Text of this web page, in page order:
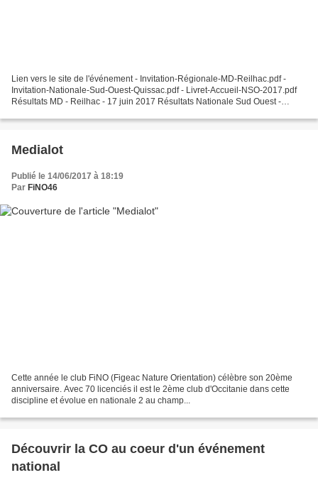
Lien vers le site de l'événement - Invitation-Régionale-MD-Reilhac.pdf -
Invitation-Nationale-Sud-Ouest-Quissac.pdf - Livret-Accueil-NSO-2017.pdf
Résultats MD - Reilhac - 17 juin 2017 Résultats Nationale Sud Ouest -
Medialot
Publié le 14/06/2017 à 18:19
Par FiNO46
Cette année le club FiNO (Figeac Nature Orientation) célèbre son 20ème
anniversaire. Avec 70 licenciés il est le 2ème club d'Occitanie dans cette
discipline et évolue en nationale 2 au champ...
Découvrir la CO au coeur d'un événement
national